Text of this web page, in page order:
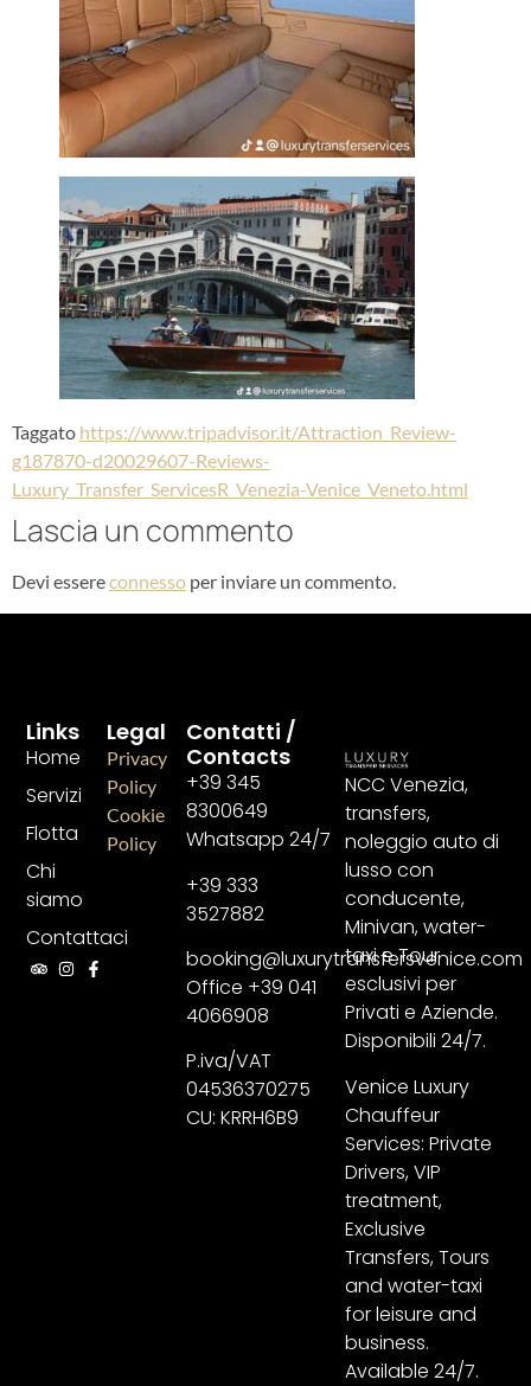
Taggato https://www.tripadvisor.it/Attraction_Review-
g187870-d20029607-Reviews-
Luxury_Transfer_ServicesR_Venezia-Venice_Veneto.html
Lascia un commento
Devi essereconnesso per inviare un commento.
NCC Venezia,
transfers,
noleggio auto di
lusso con
conducente,
Minivan, water-
taxi e Tour
esclusivi per
Privati e Aziende.
Disponibili 24/7.
Venice Luxury
Chauffeur
Services: Private
Drivers, VIP
treatment,
Exclusive
Transfers, Tours
and water-taxi
for leisure and
business.
Available 24/7.
Contatti /
Contacts
+39 345
8300649
Whatsapp 24/7
+39 333
3527882
booking@luxurytransfersvenice.com
Office +39 041
4066908
P.iva/VAT
04536370275
CU: KRRH6B9
Links
Home
Servizi
Flotta
Chi
siamo
Contattaci
Legal
Privacy
Policy
Cookie
Policy